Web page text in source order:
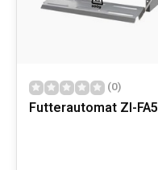
(0)
Futterautomat ZI-FA5